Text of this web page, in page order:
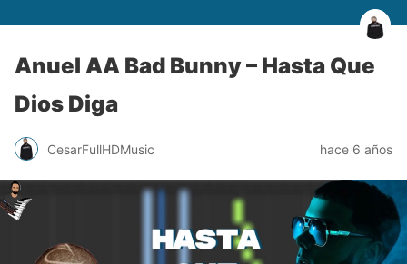
Anuel AA Bad Bunny – Hasta Que
Dios Diga
CesarFullHDMusic hace 6 años